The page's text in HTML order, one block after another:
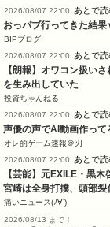
2026/08/07 22:00
あとで読
おっパブ行ってきた結
BIPブログ
2026/08/07 22:00
あとで読
【朗報】オワコン扱い
を生み出していた
投資ちゃんねる
2026/08/07 22:00
あとで読
声優の声でAI動画作って
オレ的ゲーム速報＠刃
2026/08/07 22:00
あとで読
【芸能】元EXILE・黒
宮崎は全身打撲、頭部
痛いニュース(ﾉ∀`)
2026/08/13 まで！